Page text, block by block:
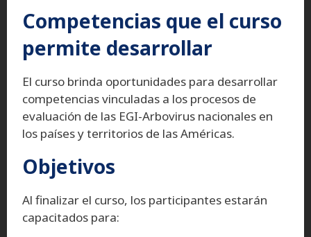
Competencias que el curso
permite desarrollar
El curso brinda oportunidades para desarrollar
competencias vinculadas a los procesos de
evaluación de las EGI-Arbovirus nacionales en
los países y territorios de las Américas.
Objetivos
Al finalizar el curso, los participantes estarán
capacitados para: